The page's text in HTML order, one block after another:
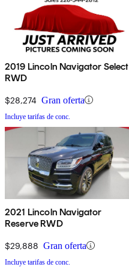
2019 Lincoln Navigator Select
RWD
$28,274 Gran oferta
Incluye tarifas de conc.
2021 Lincoln Navigator
Reserve RWD
$29,888 Gran oferta
Incluye tarifas de conc.